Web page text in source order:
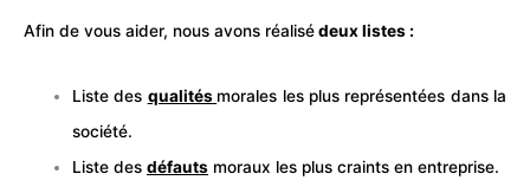
Afin de vous aider, nous avons réalisédeux listes :
Liste des qualités morales les plus représentées dans la
société.
Liste desdéfauts moraux les plus craints en entreprise.